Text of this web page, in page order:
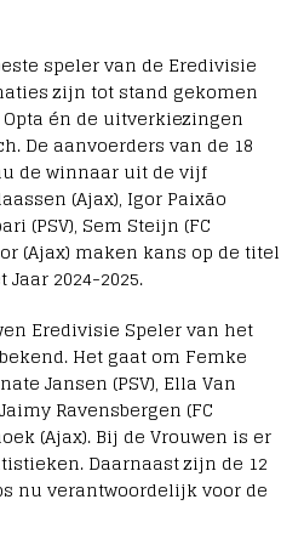
speler van de Eredivisie
zijn tot stand gekomen
én de uitverkiezingen
De aanvoerders van de 18
de winnaar uit de vijf
(Ajax), Igor Paixão
(PSV), Sem Steijn (FC
(Ajax) maken kans op de titel
2024-2025.
Eredivisie Speler van het
Het gaat om Femke
Jansen (PSV), Ella Van
Ravensbergen (FC
(Ajax). Bij de Vrouwen is er
Daarnaast zijn de 12
nu verantwoordelijk voor de